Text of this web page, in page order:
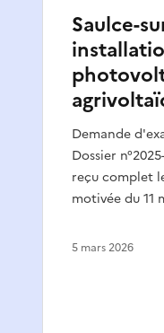
Saulce-
Demande
Dossier
reçu complet
motivée du 11
5 mars 2026